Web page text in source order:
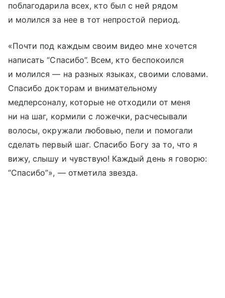
поблагодарила всех, кто был с ней рядом
и молился за нее в тот непростой период.
«Почти под каждым своим видео мне хочется
написать “Спасибо”. Всем, кто беспокоился
и молился — на разных языках, своими словами.
Спасибо докторам и внимательному
медперсоналу, которые не отходили от меня
ни на шаг, кормили с ложечки, расчесывали
волосы, окружали любовью, пели и помогали
сделать первый шаг. Спасибо Богу за то, что я
вижу, слышу и чувствую! Каждый день я говорю:
“Спасибо”», — отметила звезда.